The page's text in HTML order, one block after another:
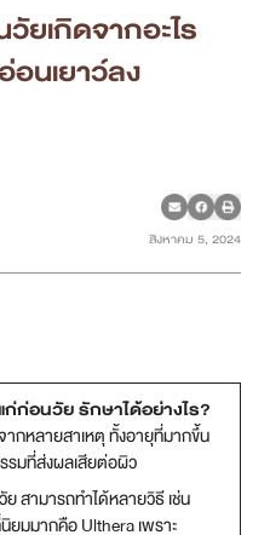
ยเกิดจากอะไร
นเยาว์ลง
สิงหาคม 5, 2024
ก่อนวัย รักษาได้อย่างไร?
ากหลายสาเหตุ ทั้งอายุที่มากขึ้น
รมที่ส่งผลเสียต่อผิว
สามารถทำได้หลายวิธี เช่น
มมากคือ Ulthera เพราะ